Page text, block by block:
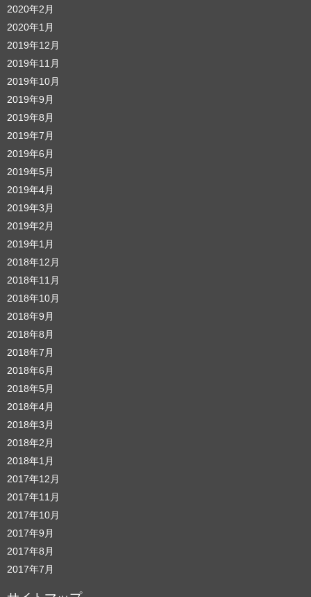
2020年2月
2020年1月
2019年12月
2019年11月
2019年10月
2019年9月
2019年8月
2019年7月
2019年6月
2019年5月
2019年4月
2019年3月
2019年2月
2019年1月
2018年12月
2018年11月
2018年10月
2018年9月
2018年8月
2018年7月
2018年6月
2018年5月
2018年4月
2018年3月
2018年2月
2018年1月
2017年12月
2017年11月
2017年10月
2017年9月
2017年8月
2017年7月